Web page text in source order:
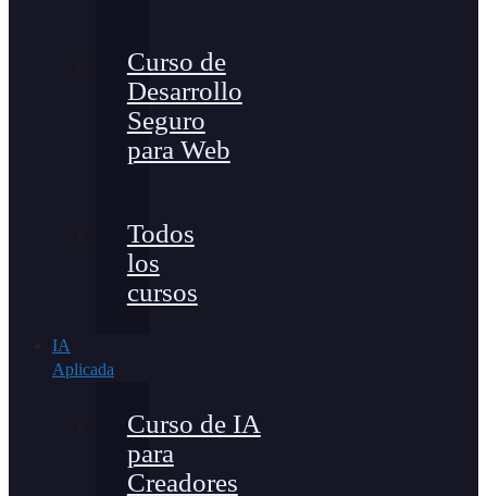
Curso de
Desarrollo
Seguro
para Web
Todos
los
cursos
IA
Aplicada
Curso de IA
para
Creadores